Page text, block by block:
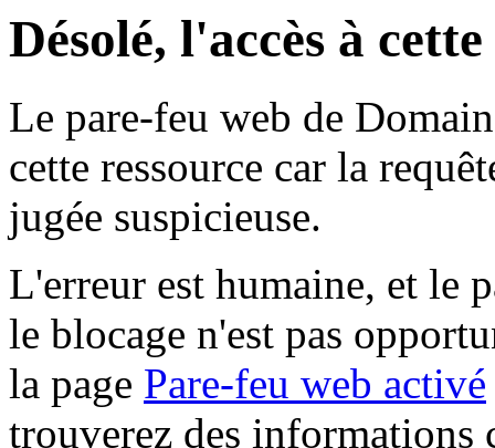
Désolé, l'accès à
Le pare-feu web de
cette ressource car la
jugée suspicieuse.
L'erreur est humaine, et le
le blocage n'est pas
la page Pare-feu web activé
trouverez des informations